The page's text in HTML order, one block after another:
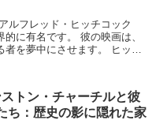
ルフレッド・ヒッチコック
に有名です。 彼の映画は、
を夢中にさせます。 ヒッチ
トン・チャーチルと彼
ち：歴史の影に隠れた家